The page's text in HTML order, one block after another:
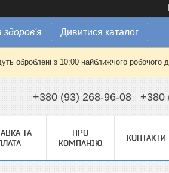
Дивитися каталог
оброблені з 10:00 найближчого робочого
+380 (93) 268-96-08 +380
ТА
ПРО
КОМПАНІЮ
КОНТАКТИ